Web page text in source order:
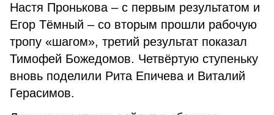
Настя Пронькова – с первым результатом и
Егор Тёмный – со вторым прошли рабочую
тропу «шагом», третий результат показал
Тимофей Божедомов. Четвёртую ступеньку
вновь поделили Рита Епичева и Виталий
Герасимов.